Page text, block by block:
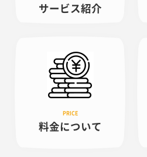
サービス紹介
料金について